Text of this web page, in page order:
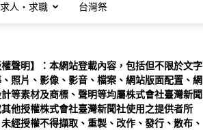
求人・求職 台灣祭
權聲明】：本網站登載內容，包括但不限於文字
照片、影像、影音、檔案、網站版面配置、網
等素材及商標、聲明等均屬株式會社臺灣新聞
他授權株式會社臺灣新聞社使用之提供者所
經授權不得擷取、重製、改作、發行、散布、